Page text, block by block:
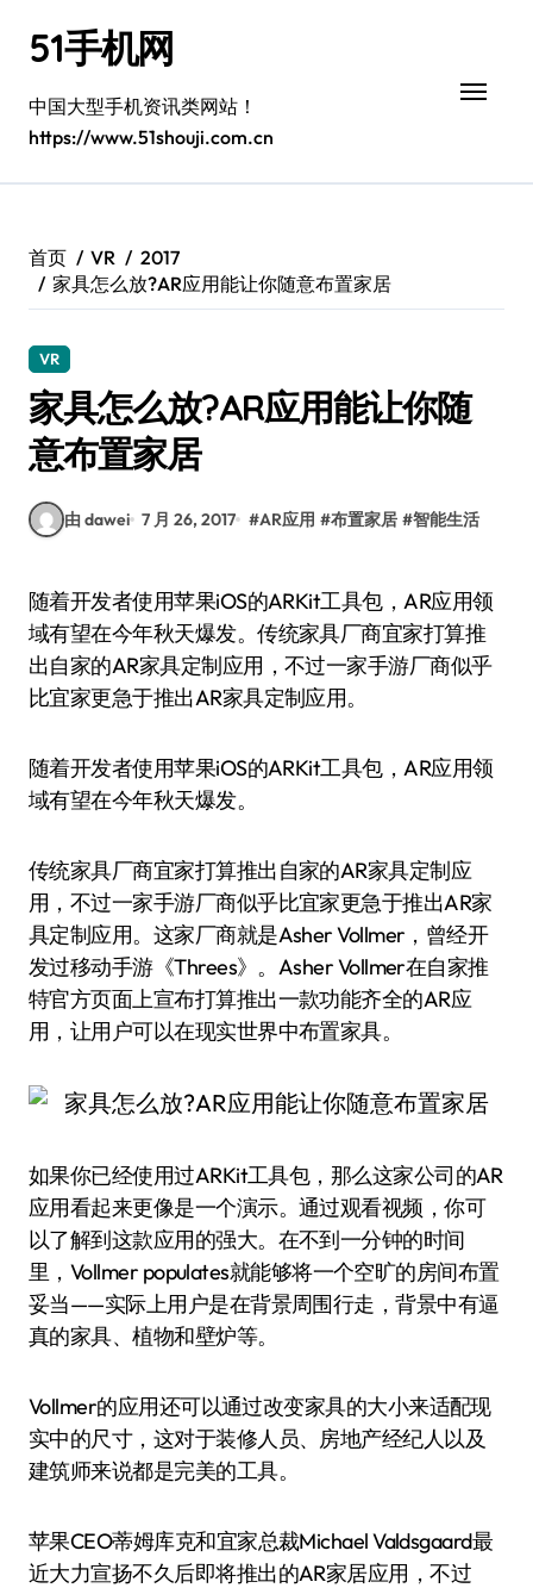
51手机网
中国大型手机资讯类网站！
https://www.51shouji.com.cn
首页 VR
2017
家具怎么放?AR应用能让你随意布置家居
VR
家具怎么放?AR应用能让你随
意布置家居
由 dawei 7 月 26, 2017 #AR应用 #布置家居 #智能生活
随着开发者使用苹果iOS的ARKit工具包，AR应用领
域有望在今年秋天爆发。传统家具厂商宜家打算推
出自家的AR家具定制应用，不过一家手游厂商似乎
比宜家更急于推出AR家具定制应用。
随着开发者使用苹果iOS的ARKit工具包，AR应用领
域有望在今年秋天爆发。
传统家具厂商宜家打算推出自家的AR家具定制应
用，不过一家手游厂商似乎比宜家更急于推出AR家
具定制应用。这家厂商就是Asher Vollmer，曾经开
发过移动手游《Threes》。Asher Vollmer在自家推
特官方页面上宣布打算推出一款功能齐全的AR应
用，让用户可以在现实世界中布置家具。
如果你已经使用过ARKit工具包，那么这家公司的AR
应用看起来更像是一个演示。通过观看视频，你可
以了解到这款应用的强大。在不到一分钟的时间
里，Vollmer populates就能够将一个空旷的房间布置
妥当——实际上用户是在背景周围行走，背景中有逼
真的家具、植物和壁炉等。
Vollmer的应用还可以通过改变家具的大小来适配现
实中的尺寸，这对于装修人员、房地产经纪人以及
建筑师来说都是完美的工具。
苹果CEO蒂姆库克和宜家总裁Michael Valdsgaard最
近大力宣扬不久后即将推出的AR家居应用，不过